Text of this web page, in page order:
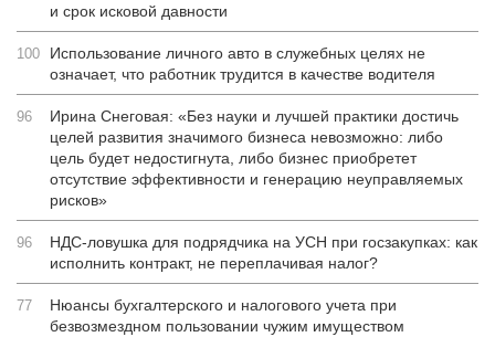
и срок исковой давности
100
Использование личного авто в служебных целях не
означает, что работник трудится в качестве водителя
96
Ирина Снеговая: «Без науки и лучшей практики достичь
целей развития значимого бизнеса невозможно: либо
цель будет недостигнута, либо бизнес приобретет
отсутствие эффективности и генерацию неуправляемых
рисков»
96
НДС-ловушка для подрядчика на УСН при госзакупках: как
исполнить контракт, не переплачивая налог?
77
Нюансы бухгалтерского и налогового учета при
безвозмездном пользовании чужим имуществом